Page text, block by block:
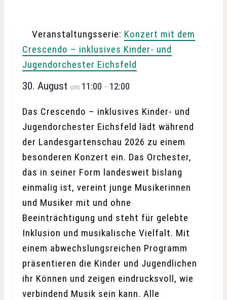
Veranstaltungsserie: Konzert mit dem
Crescendo – inklusives Kinder- und
Jugendorchester Eichsfeld
30. August um 11:00 – 12:00
Das Crescendo – inklusives Kinder- und
Jugendorchester Eichsfeld lädt während
der Landesgartenschau 2026 zu einem
besonderen Konzert ein. Das Orchester,
das in seiner Form landesweit bislang
einmalig ist, vereint junge Musikerinnen
und Musiker mit und ohne
Beeinträchtigung und steht für gelebte
Inklusion und musikalische Vielfalt. Mit
einem abwechslungsreichen Programm
präsentieren die Kinder und Jugendlichen
ihr Können und zeigen eindrucksvoll, wie
verbindend Musik sein kann. Alle